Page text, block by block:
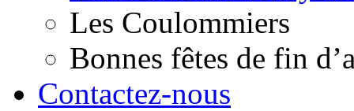
Les Coulommiers
Bonnes fêtes de fin
Contactez-nous